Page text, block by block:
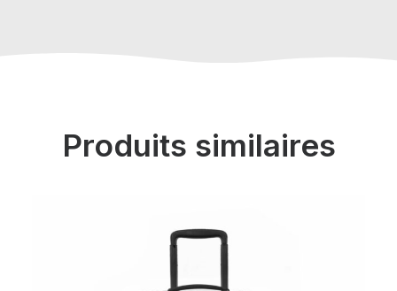
Produits similaires